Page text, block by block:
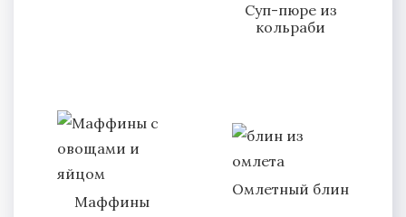
Суп-пюре из
кольраби
Маффины
Омлетный блин